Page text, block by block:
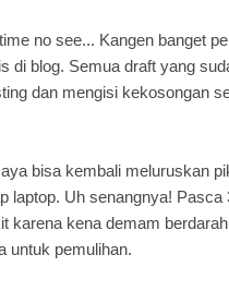
no see... Kangen banget
di blog. Semua draft yang
dan mengisi kekosongan
bisa kembali meluruskan
laptop. Uh senangnya! Pasca
karena kena demam
untuk pemulihan.